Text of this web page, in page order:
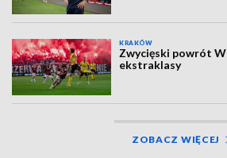
KRAKÓW
Zwycięski powrót
ekstraklasy
ZOBACZ WIĘCEJ